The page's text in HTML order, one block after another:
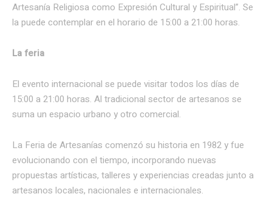
Artesanía Religiosa como Expresión Cultural y Espiritual”. Se
la puede contemplar en el horario de 15:00 a 21:00 horas.
La feria
El evento internacional se puede visitar todos los días de
15:00 a 21:00 horas. Al tradicional sector de artesanos se
suma un espacio urbano y otro comercial.
La Feria de Artesanías comenzó su historia en 1982 y fue
evolucionando con el tiempo, incorporando nuevas
propuestas artísticas, talleres y experiencias creadas junto a
artesanos locales, nacionales e internacionales.